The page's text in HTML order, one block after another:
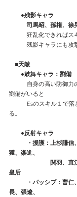
●残影キャラ
司馬昭、孫権、徐
狂乱化できればスキ
残影キャラにも攻撃
■天敵
●鼓舞キャラ：劉備
自身の高い防御力の
劉備がいると
Esのスキル１で落と
る。
●反射キャラ
・援護：上杉謙信、
獲、楽進、
関羽、直江兼続
皇后
・パッシブ：曹仁、
長、張遼、